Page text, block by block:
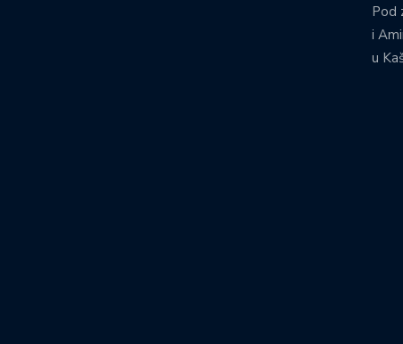
Pod
i
u